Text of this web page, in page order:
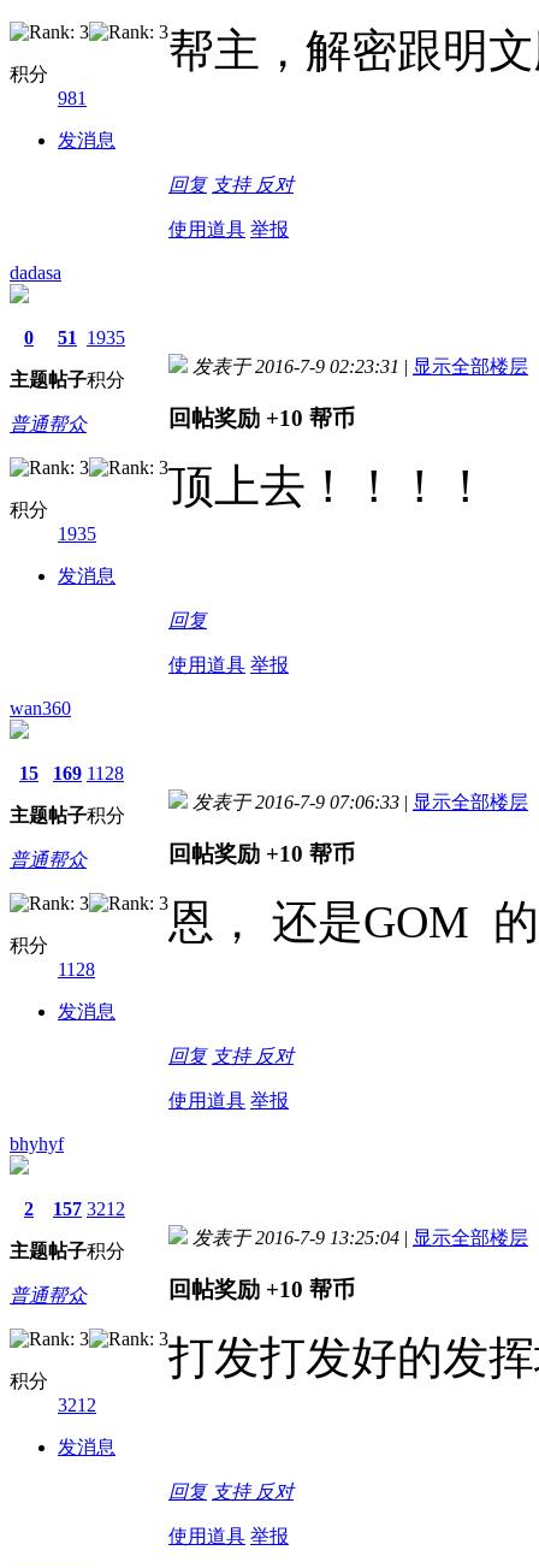
积分
981
发消息
帮主，解密跟明
回复 支持 反对
使用道具 举报
dadasa
0
主题
51
帖子
1935
积分
普通帮众
积分
1935
发消息
发表于 2016-7-9 02:23:31 | 显示全部楼层
回帖奖励 +10 帮币
顶上去！！！！
回复
使用道具 举报
wan360
15
主题
169
帖子
1128
积分
普通帮众
积分
1128
发消息
发表于 2016-7-9 07:06:33 | 显示全部楼层
回帖奖励 +10 帮币
恩， 还是GOM
回复 支持 反对
使用道具 举报
bhyhyf
2
主题
157
帖子
3212
积分
普通帮众
积分
3212
发消息
发表于 2016-7-9 13:25:04 | 显示全部楼层
回帖奖励 +10 帮币
打发打发好的发
回复 支持 反对
使用道具 举报